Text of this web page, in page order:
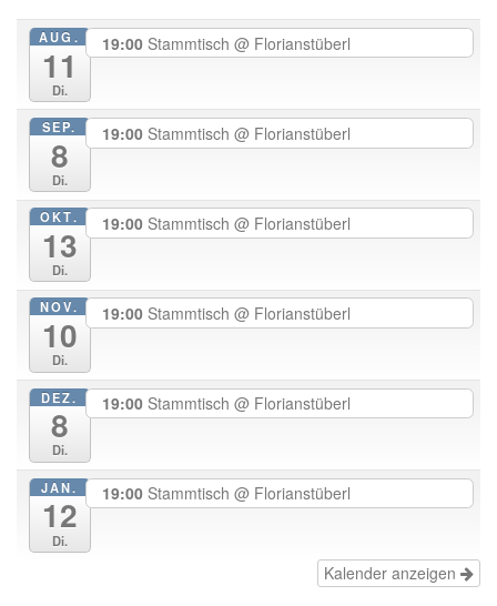
AUG.
11
Di.
19:00 Stammtisch @ Florianstüberl
SEP.
8
Di.
19:00 Stammtisch @ Florianstüberl
OKT.
13
Di.
19:00 Stammtisch @ Florianstüberl
NOV.
10
Di.
19:00 Stammtisch @ Florianstüberl
DEZ.
8
Di.
19:00 Stammtisch @ Florianstüberl
JAN.
12
Di.
19:00 Stammtisch @ Florianstüberl
Kalender anzeigen